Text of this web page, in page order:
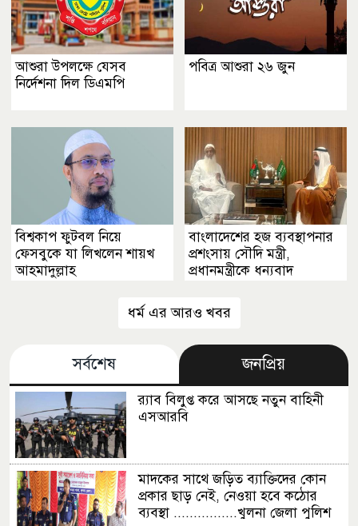
আশুরা উপলক্ষে যেসব
নির্দেশনা দিল ডিএমপি
পবিত্র আশুরা ২৬ জুন
বিশ্বকাপ ফুটবল নিয়ে
ফেসবুকে যা লিখলেন শায়খ
আহমাদুল্লাহ
বাংলাদেশের হজ ব্যবস্থাপনার
প্রশংসায় সৌদি মন্ত্রী,
প্রধানমন্ত্রীকে ধন্যবাদ
ধর্ম এর আরও খবর
সর্বশেষ জনপ্রিয়
র‍্যাব বিলুপ্ত করে আসছে নতুন বাহিনী
এসআরবি
মাদকের সাথে জড়িত ব্যাক্তিদের কোন
প্রকার ছাড় নেই, নেওয়া হবে কঠোর
ব্যবস্থা ................খুলনা জেলা পুলিশ